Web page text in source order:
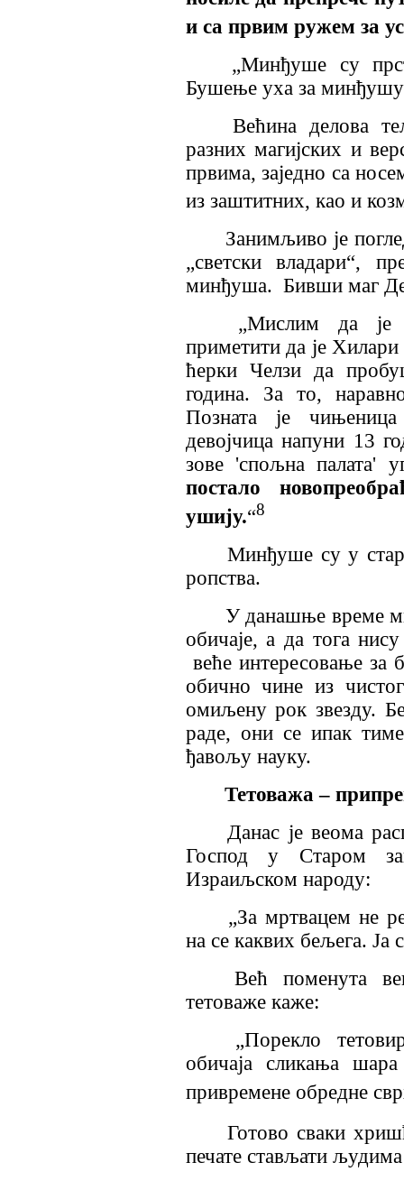
и са првим ружем за
„Минђуше су
Бушење уха за минђушу
Већина делова
разних магијских и
првима, заједно са
из заштитних, као и
Занимљиво је
„светски владари“,
минђуша. Бивши маг
„Мислим да је
приметити да је
ћерки Челзи да
година. За то,
Позната је
девојчица напуни 13
зове 'спољна палата'
постало
ушију.“8
Минђуше су у
ропства.
У данашње време
обичаје, а да тога
веће интересовање за
обично чине из
омиљену рок звезду.
раде, они се ипак
ђавољу науку.
Тетоважа –
Данас је веома
Господ у Старом
Израиљском народу:
„За мртвацем не
на се каквих бељега.
Већ поменута
тетоваже каже:
„Порекло
обичаја сликања
привремене обредне
Готово сваки
печате стављати